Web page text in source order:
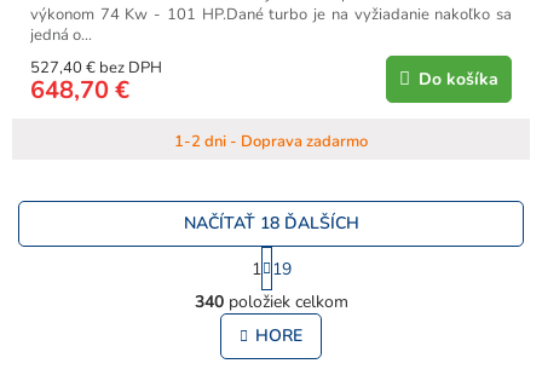
1-2 dni - Doprava zadarmo
527,40 € bez DPH
648,70 € Do košíka
výkonom 74 Kw - 101 HP.Dané turbo je na vyžiadanie nakoľko sa
jedná o...
O
v
l
á
NAČÍTAŤ 18 ĎALŠÍCH
S
t
r
á
n
k
1 19
340položiek celkom
HORE